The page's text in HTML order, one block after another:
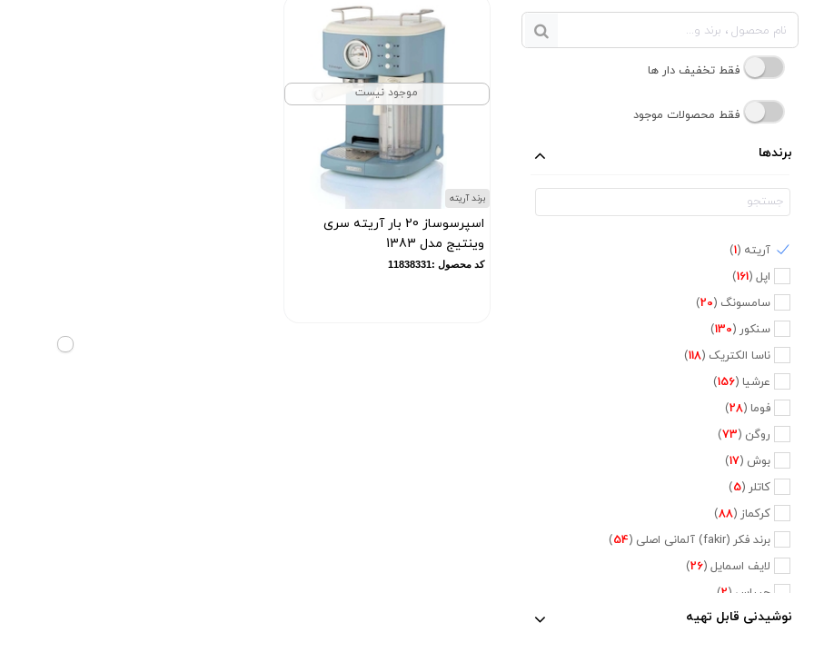
برندها
آریته (1
)
اپل (161
)
سامسونگ (20
)
سنکور (130
)
ناسا الکتریک (118
)
عرشیا (156
)
فوما (28
)
روگن (73
)
بوش (17
)
کاتلر (5
)
کرکماز (88
)
برند فکر (fakir) آلمانی اصلی (
54
)
لایف اسمایل (26
)
جیپاس (2
)
دلمونتی (47
)
نوشیدنی قابل تهیه
موجود نیست
برند آریته
اسپرسوساز 20 بار آریته سری
وینتیج مدل 1383
کد محصول :11838331